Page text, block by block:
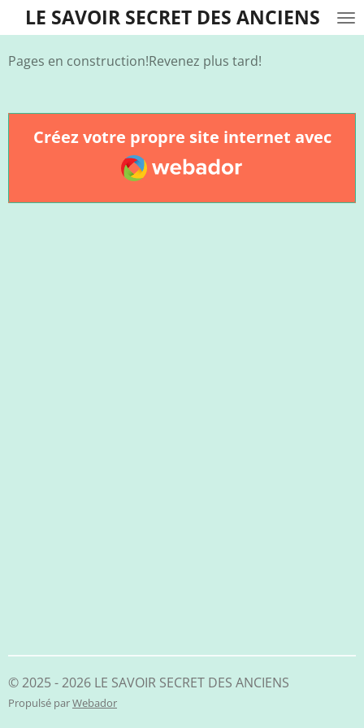
Passer
au
contenu
LE SAVOIR SECRET DES ANCIENS
Pages en construction!Revenez plus tard!
Créez votre propre site internet avec
Webador
© 2025 - 2026 LE SAVOIR SECRET DES ANCIENS
Propulsé parWebador